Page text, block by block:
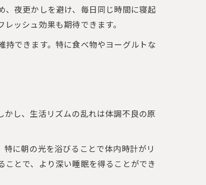
、夜更かしを避け、毎日同じ時間に寝起
ッシュ効果も期待できます。
できます。特に食べ物やヨーグルトな
し、生活リズムの乱れは体調不良の原
に朝の光を浴びることで体内時計がリ
とで、より深い睡眠を得ることができ